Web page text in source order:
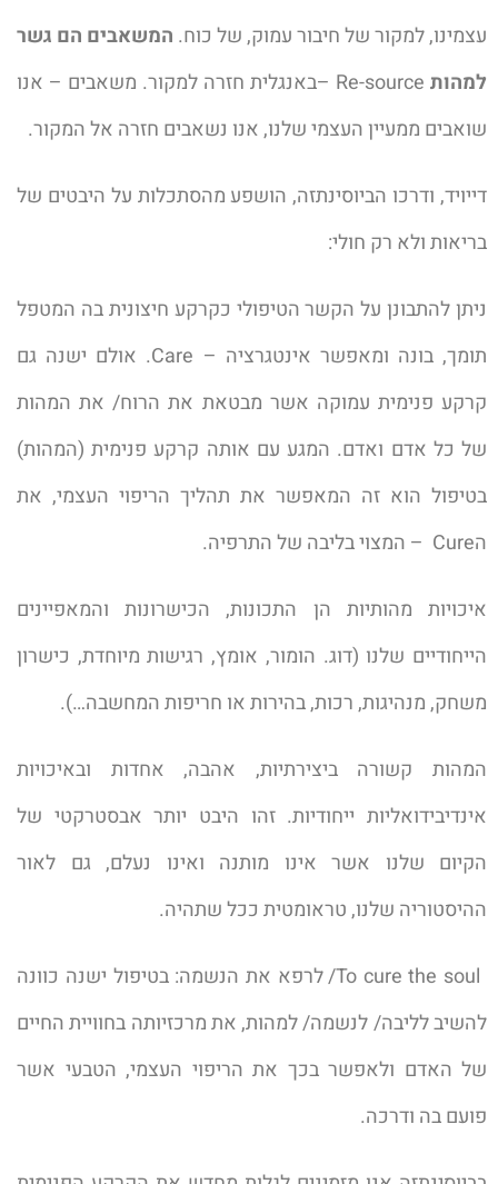
עצמינו, למקור של חיבור עמוק, של כוח. המשאבים הם גשר
למהות
Re-source –באנגלית חזרה למקור. משאבים – אנו
שואבים ממעיין העצמי שלנו, אנו נשאבים חזרה אל המקור.
דייויד, ודרכו הביוסינתזה, הושפע מהסתכלות על היבטים של
בריאות ולא רק חולי:
ניתן להתבונן על הקשר הטיפולי כקרקע חיצונית בה המטפל
תומך, בונה ומאפשר אינטגרציה – Care. אולם ישנה גם
קרקע פנימית עמוקה אשר מבטאת את הרוח/ את המהות
של כל אדם ואדם. המגע עם אותה קרקע פנימית (המהות)
בטיפול הוא זה המאפשר את תהליך הריפוי העצמי, את
הCure – המצוי בליבה של התרפיה.
איכויות מהותיות הן התכונות, הכישרונות והמאפיינים
הייחודיים שלנו (דוג. הומור, אומץ, רגישות מיוחדת, כישרון
משחק, מנהיגות, רכות, בהירות או חריפות המחשבה…).
המהות קשורה ביצירתיות, אהבה, אחדות ובאיכויות
אינדיבידואליות ייחודיות. זהו היבט יותר אבסטרקטי של
הקיום שלנו אשר אינו מותנה ואינו נעלם, גם לאור
ההיסטוריה שלנו, טראומטית ככל שתהיה.
To cure the soul/ לרפא את הנשמה: בטיפול ישנה כוונה
להשיב לליבה/ לנשמה/ למהות, את מרכזיותה בחוויית החיים
של האדם ולאפשר בכך את הריפוי העצמי, הטבעי אשר
פועם בה ודרכה.